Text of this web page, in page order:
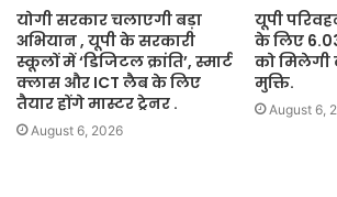
योगी सरकार चलाएगी बड़ा
अभियान , यूपी के सरकारी
स्कूलों में ‘डिजिटल क्रांति’, स्मार्ट
क्लास और ICT लैब के लिए
तैयार होंगे मास्टर ट्रेनर .
August 6, 2026
यूपी
के लिए
को मिलेगी
मुक्ति.
August 6,